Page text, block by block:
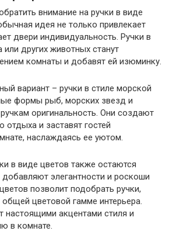
внимание на ручки в виде
идея не только привлекает
двери индивидуальность. Ручки в
других животных станут
комнаты и добавят ей изюминку.
вариант – ручки в стиле морской
формы рыб, морских звезд и
оригинальность. Они создают
отдыха и заставят гостей
наслаждаясь ее уютом.
в виде цветов также остаются
элегантности и роскоши
позволит подобрать ручки,
цветовой гамме интерьера.
настоящими акцентами стиля и
в комнате.